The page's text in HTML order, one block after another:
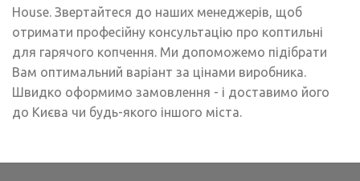
Housе. Звертайтеся до наших менеджерів, щоб
отримати професійну консультацію про коптильні
для гарячого копчення. Ми допоможемо підібрати
Вам оптимальний варіант за цінами виробника.
Швидко оформимо замовлення - і доставимо його
до Києва чи будь-якого іншого міста.